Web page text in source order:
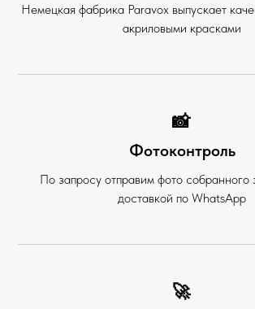
Немецкая фабрика Paravox выпускает
акриловыми красками
📸
Фотоконтроль
По запросу отправим фото собранного
доставкой по WhatsApp
🚀